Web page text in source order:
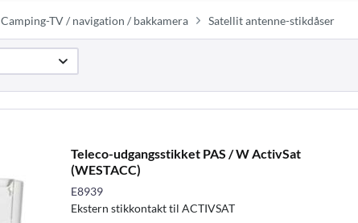
Camping-TV / navigation / bakkamera Satellit antenne-stikdåser
Teleco-udgangsstikket PAS / W ActivSat
(WESTACC)
E8939
Ekstern stikkontakt til ACTIVSAT